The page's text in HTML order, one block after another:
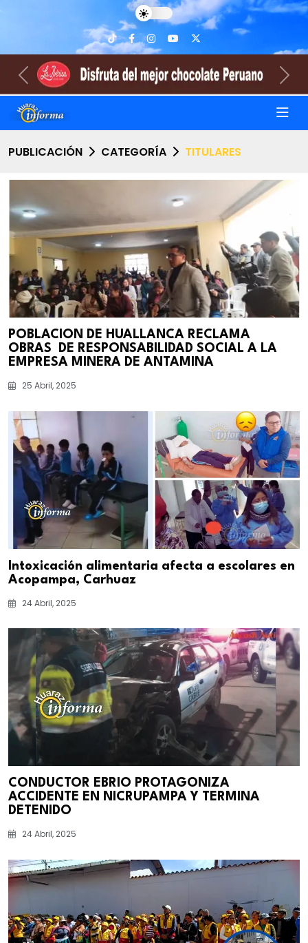
Previous Next
PUBLICACIÓN CATEGORÍA TITULARES
POBLACION DE HUALLANCA RECLAMA
OBRAS DE RESPONSABILIDAD SOCIAL A LA
EMPRESA MINERA DE ANTAMINA
25 Abril, 2025
Intoxicación alimentaria afecta a escolares en
Acopampa, Carhuaz
24 Abril, 2025
CONDUCTOR EBRIO PROTAGONIZA
ACCIDENTE EN NICRUPAMPA Y TERMINA
DETENIDO
24 Abril, 2025